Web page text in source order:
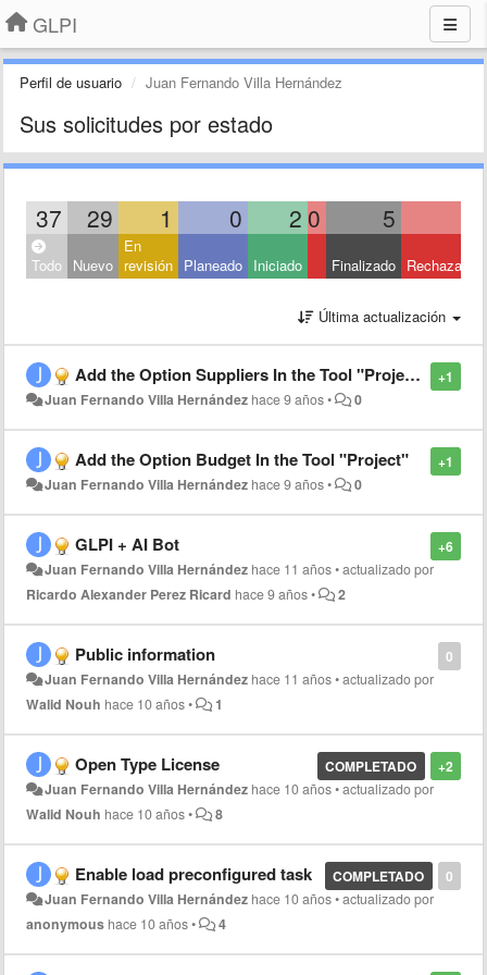
GLPI
Perfil de usuario Juan Fernando Villa Hernández
Sus solicitudes por estado
37 29 1 0 2 0 5
Todo Nuevo
En
revisión Planeado Iniciado Finalizado Rechazado
Última actualización
+1
Add the Option Suppliers In the Tool "Project"
Juan Fernando Villa Hernández hace 9 años• 0
+1
Add the Option Budget In the Tool "Project"
Juan Fernando Villa Hernández hace 9 años• 0
+6
GLPI + AI Bot
Juan Fernando Villa Hernández hace 11 años•actualizado por
Ricardo Alexander Perez Ricard hace 9 años• 2
0
Public information
Juan Fernando Villa Hernández hace 11 años•actualizado por
Walid Nouh hace 10 años• 1
+2
COMPLETADO
Open Type License
Juan Fernando Villa Hernández hace 10 años•actualizado por
Walid Nouh hace 10 años• 8
0
COMPLETADO
Enable load preconfigured task
Juan Fernando Villa Hernández hace 10 años•actualizado por
anonymous hace 10 años• 4